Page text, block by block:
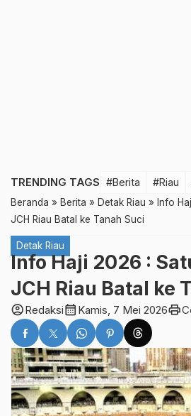
TRENDING TAGS #Berita #Riau
Beranda » Berita » Detak Riau » Info
JCH Riau Batal ke Tanah Suci
Detak Riau
Info Haji 2026 :
JCH Riau Batal ke
account_circleRedaksicalendar_month Kamis, 7 Mei 2026print